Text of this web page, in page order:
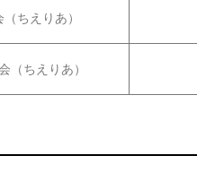
ちえりあ）
（ちえりあ）